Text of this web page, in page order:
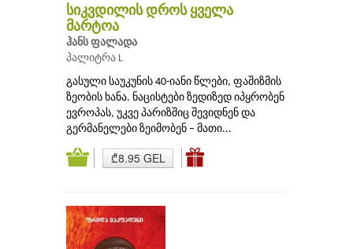
სიკვდილის დროს ყველა
მარტოა
ჰანს ფალადა
პალიტრა L
გასული საუკუნის 40-იანი წლები, ფაშიზმის
ზეობის ხანა. ნაცისტები ზედიზედ იპყრობენ
ევროპას, უკვე პარიზშიც შევიდნენ და
გერმანელები ზეიმობენ – მათი...
₾8.95 GEL